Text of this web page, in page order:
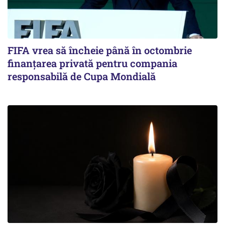
FIFA vrea să încheie până în octombrie
finanțarea privată pentru compania
responsabilă de Cupa Mondială